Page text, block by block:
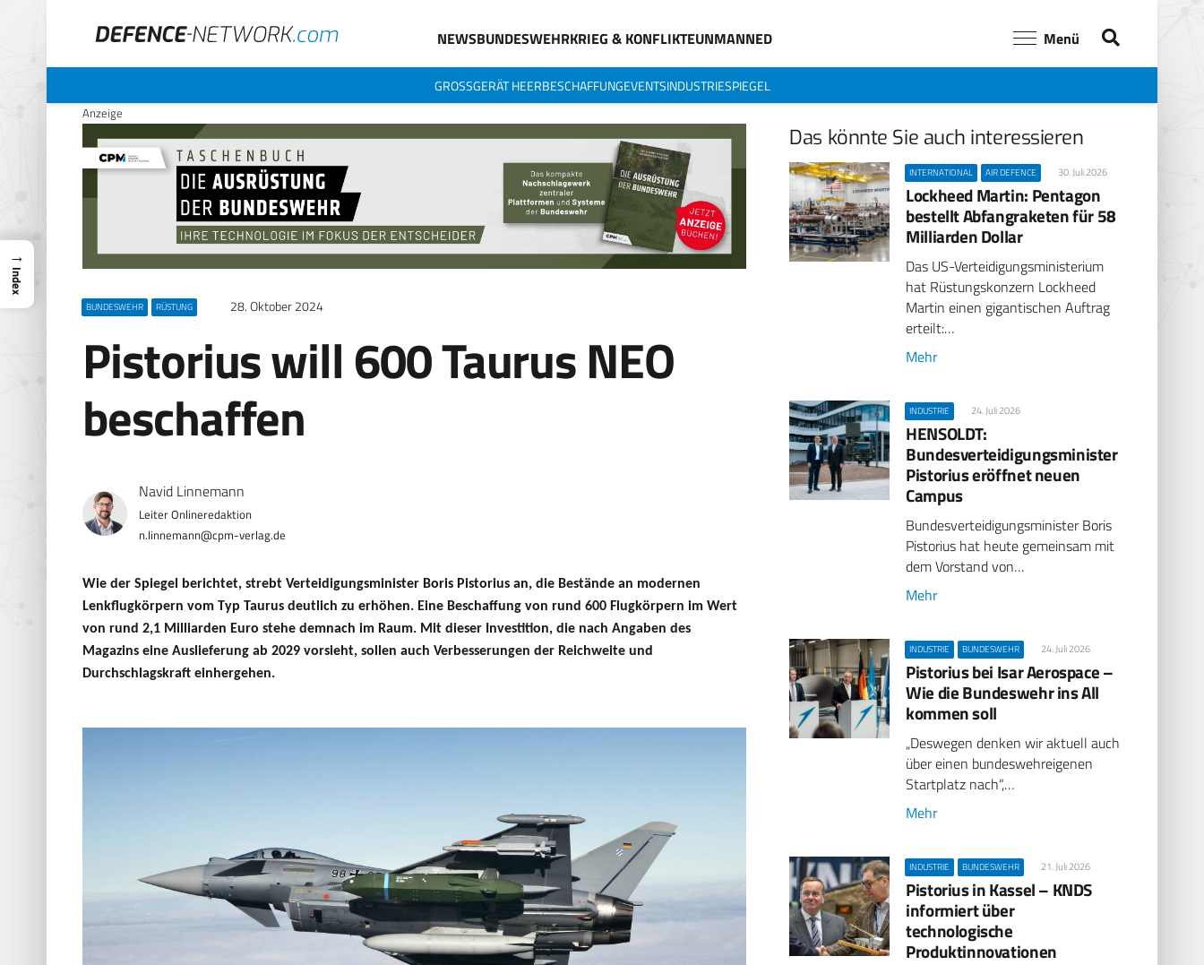
NEWSBUNDESWEHRKRIEG & KONFLIKTEUNMANNED Menü
GROSSGERÄT HEERBESCHAFFUNGEVENTSINDUSTRIESPIEGEL
Anzeige
BUNDESWEHR RÜSTUNG 28. Oktober 2024
Pistorius will 600 Taurus NEO
beschaffen
Navid Linnemann
Leiter Onlineredaktion
n.linnemann@cpm-verlag.de
Wie der Spiegel berichtet, strebt Verteidigungsminister Boris Pistorius an, die Bestände an modernen
Lenkflugkörpern vom Typ Taurus deutlich zu erhöhen. Eine Beschaffung von rund 600 Flugkörpern im Wert
von rund 2,1 Milliarden Euro stehe demnach im Raum. Mit dieser Investition, die nach Angaben des
Magazins eine Auslieferung ab 2029 vorsieht, sollen auch Verbesserungen der Reichweite und
Durchschlagskraft einhergehen.
Das könnte Sie auch interessieren
INTERNATIONAL AIR DEFENCE 30. Juli 2026
Lockheed Martin: Pentagon
bestellt Abfangraketen für 58
Milliarden Dollar
Das US-Verteidigungsministerium
hat Rüstungskonzern Lockheed
Martin einen gigantischen Auftrag
erteilt:…
Mehr
INDUSTRIE 24. Juli 2026
HENSOLDT:
Bundesverteidigungsminister
Pistorius eröffnet neuen
Campus
Bundesverteidigungsminister Boris
Pistorius hat heute gemeinsam mit
dem Vorstand von…
Mehr
INDUSTRIE BUNDESWEHR 24. Juli 2026
Pistorius bei Isar Aerospace –
Wie die Bundeswehr ins All
kommen soll
„Deswegen denken wir aktuell auch
über einen bundeswehreigenen
Startplatz nach“,…
Mehr
INDUSTRIE BUNDESWEHR 21. Juli 2026
Pistorius in Kassel – KNDS
informiert über
technologische
Produktinnovationen
→
Index